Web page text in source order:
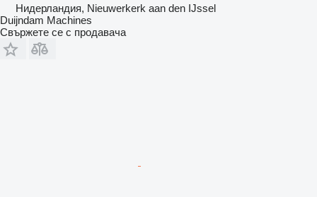
Нидерландия, Nieuwerkerk aan den IJssel
Duijndam Machines
Свържете се с продавача